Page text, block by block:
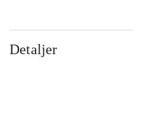
Detaljer